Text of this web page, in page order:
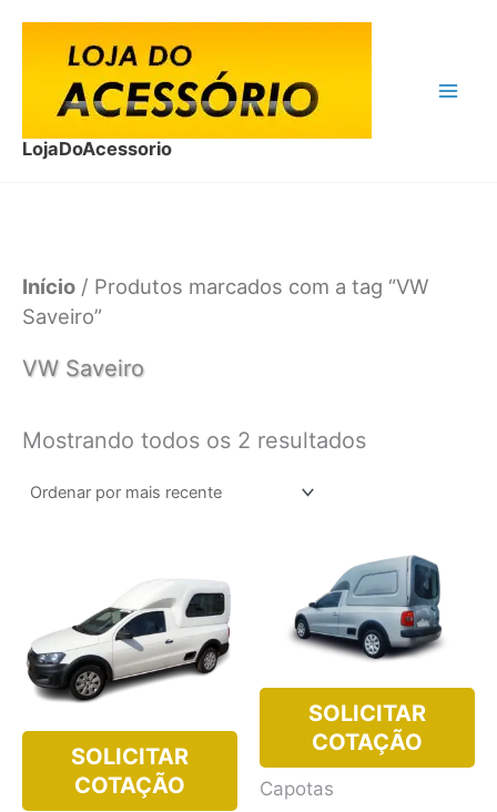
conteúdo
LojaDoAcessorio
Início / Produtos marcados com a tag “VW
Saveiro”
VW Saveiro
Mostrando todos os 2 resultadosClassificado
SOLICITAR
COTAÇÃO
SOLICITAR
COTAÇÃO
Capotas